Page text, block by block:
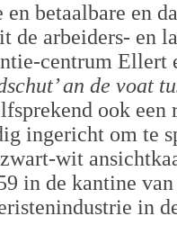
betaalbare en
de arbeiders- en
centrum Ellert
an de voat
ook
ingericht om te
wit
in de kantine
in